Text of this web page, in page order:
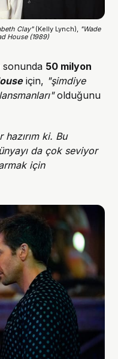
Clay" (Kelly Lynch),
"Wade
House (1989)
sonunda 50 milyon
için, "şimdiye
olduğunu
ki. Bu
da çok seviyor
için